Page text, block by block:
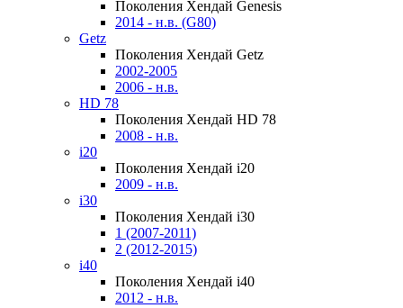
Поколения Хендай Genesis
2014 - н.в. (G80)
Getz
Поколения Хендай Getz
2002-2005
2006 - н.в.
HD 78
Поколения Хендай HD 78
2008 - н.в.
i20
Поколения Хендай i20
2009 - н.в.
i30
Поколения Хендай i30
1 (2007-2011)
2 (2012-2015)
i40
Поколения Хендай i40
2012 - н.в.